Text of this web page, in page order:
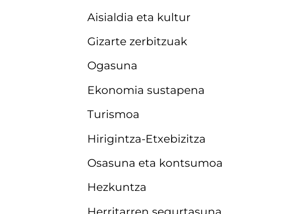
Aisialdia eta kultur
Gizarte zerbitzuak
Ogasuna
Ekonomia sustapena
Turismoa
Hirigintza-Etxebizitza
Osasuna eta kontsumoa
Hezkuntza
Herritarren segurtasuna